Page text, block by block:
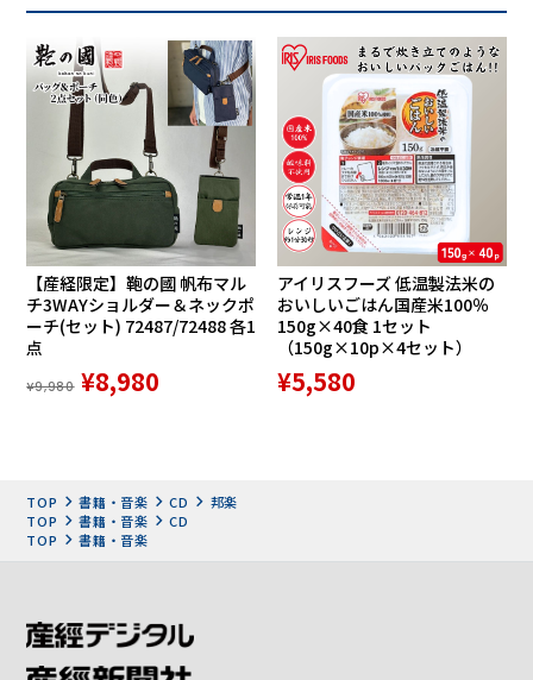
14.ブラジル 〃 2:33 ※1975/2/12
15.ベサメ・ムーチョ 〃 3:25 ※1973/12/21
16.ラ・クンパルシータ 〃 3:02 ※1966/5/30
17.マイアミ・ビーチ・ルンバ 〃 2:39 ※1973/12/18
52:05
DISC-4
1.イパネマの娘 見砂直照と東京キューバン・ボーイズ
3:32 ※1971/10/11
2.エル・マンボ 〃 4:08 ※1971/10/23
3.黒いオルフェ 〃 2:31 ※1971/10/23
4.サマー・サンバ 〃 3:21 ※1971/10/26
5.セレソ・ローサ 〃 3:08 ※1971/10/26
6.マルタ島の砂 〃 2:27 ※1971/10/11
10.口笛のマンボ 〃 3:10 ※1963/9
11.マンボ・デ・パリ 〃 3:12 ※1963/9
12.セントルイス・ブルース・マンボ〃 3:33 ※1963/9
14.マンボ黒馬 〃 2:34 ※1963/9
15.パトリシア 〃 2:24 ※1963/9
【産経限定】鞄の國 帆布マル
チ3WAYショルダー＆ネックポ
ーチ(セット) 72487/72488 各1
点
¥9,980 ¥8,980
アイリスフーズ 低温製法米の
おいしいごはん国産米100％
150g×40食 1セット
（150g×10p×4セット）
¥5,580
TOP 書籍・音楽 CD
邦楽
TOP
書籍・音楽
CD
TOP
書籍・音楽